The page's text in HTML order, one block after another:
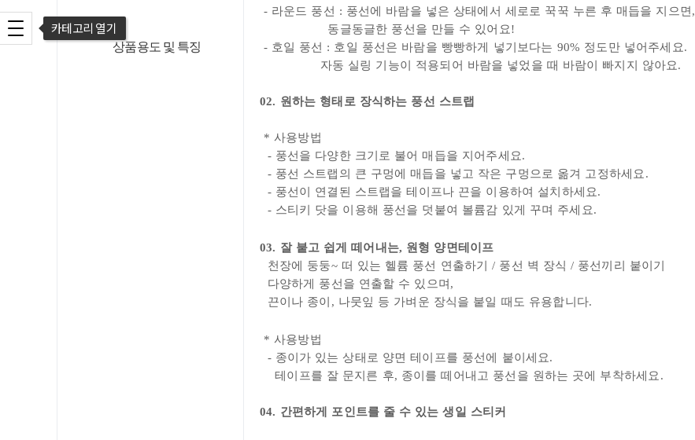
카테고리 열기
상품용도 및 특징
- 라운드 풍선 : 풍선에 바람을 넣은 상태에서 세로로 꾹꾹 누른 후 매듭을 지으 면,
동글동글한 풍선을 만들 수 있어요!
- 호일 풍선 : 호일 풍선은 바람을 빵빵하게 넣기보다는 90% 정도만 넣어주세요.
자동 실링 기능이 적용되어 바람을 넣었을 때 바람이 빠지지 않아요.
02. 원하는 형태로 장식하는 풍선 스트랩
* 사용방법
- 풍선을 다양한 크기로 불어 매듭을 지어주세요.
- 풍선 스트랩의 큰 구멍에 매듭을 넣고 작은 구멍으로 옮겨 고정하세요.
- 풍선이 연결된 스트랩을 테이프나 끈을 이용하여 설치하세요.
- 스티키 닷을 이용해 풍선을 덧붙여 볼륨감 있게 꾸며 주세요.
03. 잘 붙고 쉽게 떼어내는, 원형 양면테이프
천장에 둥둥~ 떠 있는 헬륨 풍선 연출하기 / 풍선 벽 장식 / 풍선끼리 붙이기
다양하게 풍선을 연출할 수 있으며,
끈이나 종이, 나뭇잎 등 가벼운 장식을 붙일 때도 유용합니다.
* 사용방법
- 종이 가 있는 상태로 양면 테이프를 풍선에 붙이세요.
테이프를 잘 문지른 후, 종이를 떼어내고 풍선을 원하는 곳에 부착하세요.
04. 간편하게 포인트를 줄 수 있는 생일 스티커